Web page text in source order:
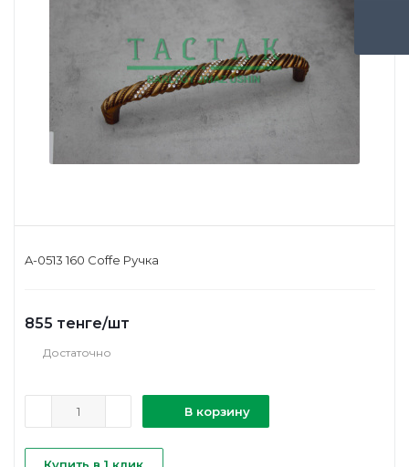
A-0513 160 Coffe Ручка
855 тенге/шт
Достаточно
В корзину